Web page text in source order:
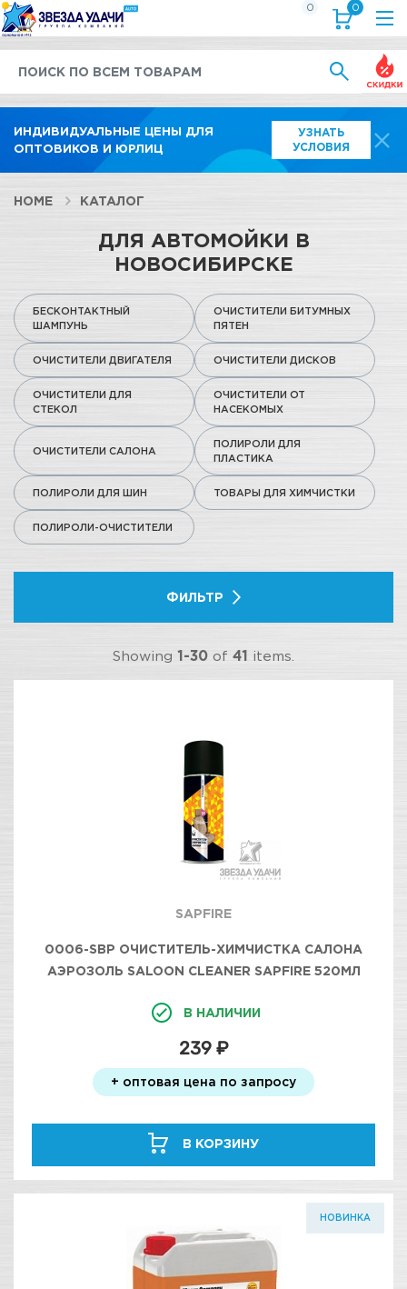
ИНДИВИДУАЛЬНЫЕ ЦЕНЫ ДЛЯ
ОПТОВИКОВ И ЮРЛИЦ
УЗНАТЬ
УСЛОВИЯ
0 0
HOME КАТАЛОГ
ДЛЯ АВТОМОЙКИ В
НОВОСИБИРСКЕ
БЕСКОНТАКТНЫЙ
ШАМПУНЬ
ОЧИСТИТЕЛИ БИТУМНЫХ
ПЯТЕН
ОЧИСТИТЕЛИ ДВИГАТЕЛЯ ОЧИСТИТЕЛИ ДИСКОВ
ОЧИСТИТЕЛИ ДЛЯ
СТЕКОЛ
ОЧИСТИТЕЛИ ОТ
НАСЕКОМЫХ
ОЧИСТИТЕЛИ САЛОНА
ПОЛИРОЛИ ДЛЯ
ПЛАСТИКА
ПОЛИРОЛИ ДЛЯ ШИН ТОВАРЫ ДЛЯ ХИМЧИСТКИ
ПОЛИРОЛИ-ОЧИСТИТЕЛИ
ФИЛЬТР
Showing 1-30 of 41 items.
SAPFIRE
0006-SBP ОЧИСТИТЕЛЬ-ХИМЧИСТКА САЛОНА
АЭРОЗОЛЬ SALOON CLEANER SAPFIRE 520МЛ
В НАЛИЧИИ
239 ₽
+ оптовая цена по запросу
В КОРЗИНУ
НОВИНКА